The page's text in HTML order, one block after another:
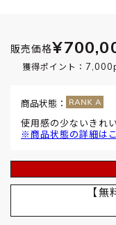
販売価格
獲得ポイント：
商品状態：
使用感の少ないきれ
※商品状態の詳細は
【